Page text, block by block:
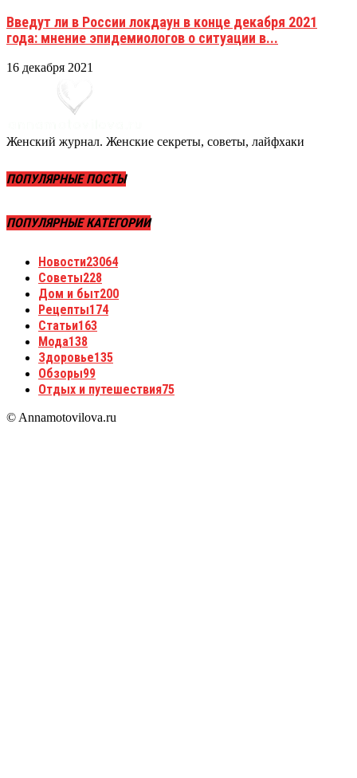
Введут ли в России локдаун в конце декабря 2021
года: мнение эпидемиологов о ситуации в...
16 декабря 2021
Женский журнал. Женские секреты, советы, лайфхаки
ПОПУЛЯРНЫЕ ПОСТЫ
ПОПУЛЯРНЫЕ КАТЕГОРИИ
Новости23064
Советы228
Дом и быт200
Рецепты174
Статьи163
Мода138
Здоровье135
Обзоры99
Отдых и путешествия75
© Annamotovilova.ru